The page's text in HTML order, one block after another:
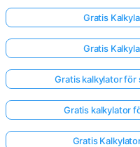
Gratis
Gratis
Gratis kalkylator för
Gratis kalkylator
Gratis